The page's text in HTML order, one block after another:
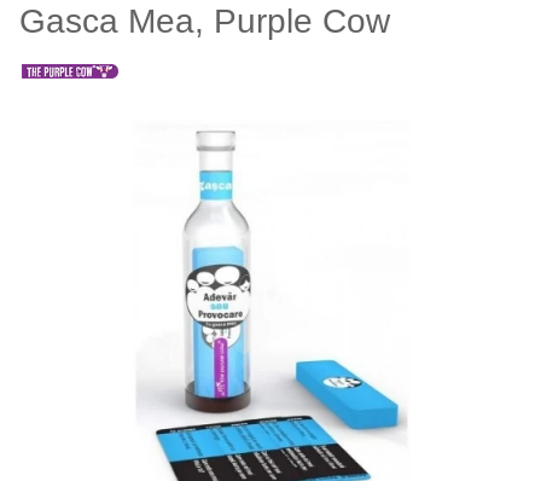
Gasca Mea, Purple Cow